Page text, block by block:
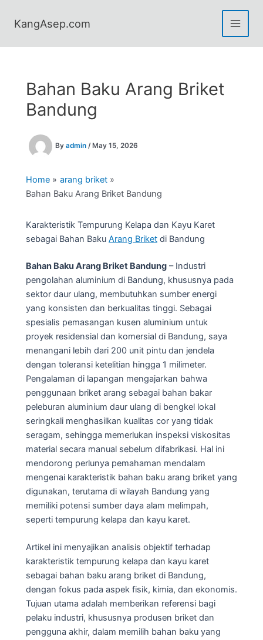
KangAsep.com
Bahan Baku Arang Briket
Bandung
By admin / May 15, 2026
Home
arang briket
Bahan Baku Arang Briket Bandung
Karakteristik Tempurung Kelapa dan Kayu Karet
sebagai Bahan Baku Arang Briket di Bandung
Bahan Baku Arang Briket Bandung – Industri
pengolahan aluminium di Bandung, khususnya pada
sektor daur ulang, membutuhkan sumber energi
yang konsisten dan berkualitas tinggi. Sebagai
spesialis pemasangan kusen aluminium untuk
proyek residensial dan komersial di Bandung, saya
menangani lebih dari 200 unit pintu dan jendela
dengan toleransi ketelitian hingga 1 milimeter.
Pengalaman di lapangan mengajarkan bahwa
penggunaan briket arang sebagai bahan bakar
peleburan aluminium daur ulang di bengkel lokal
seringkali menghasilkan kualitas cor yang tidak
seragam, sehingga memerlukan inspeksi viskositas
material secara manual sebelum difabrikasi. Hal ini
mendorong perlunya pemahaman mendalam
mengenai karakteristik bahan baku arang briket yang
digunakan, terutama di wilayah Bandung yang
memiliki potensi sumber daya alam melimpah,
seperti tempurung kelapa dan kayu karet.
Artikel ini menyajikan analisis objektif terhadap
karakteristik tempurung kelapa dan kayu karet
sebagai bahan baku arang briket di Bandung,
dengan fokus pada aspek fisik, kimia, dan ekonomis.
Tujuan utama adalah memberikan referensi bagi
pelaku industri, khususnya produsen briket dan
pengguna akhir, dalam memilih bahan baku yang